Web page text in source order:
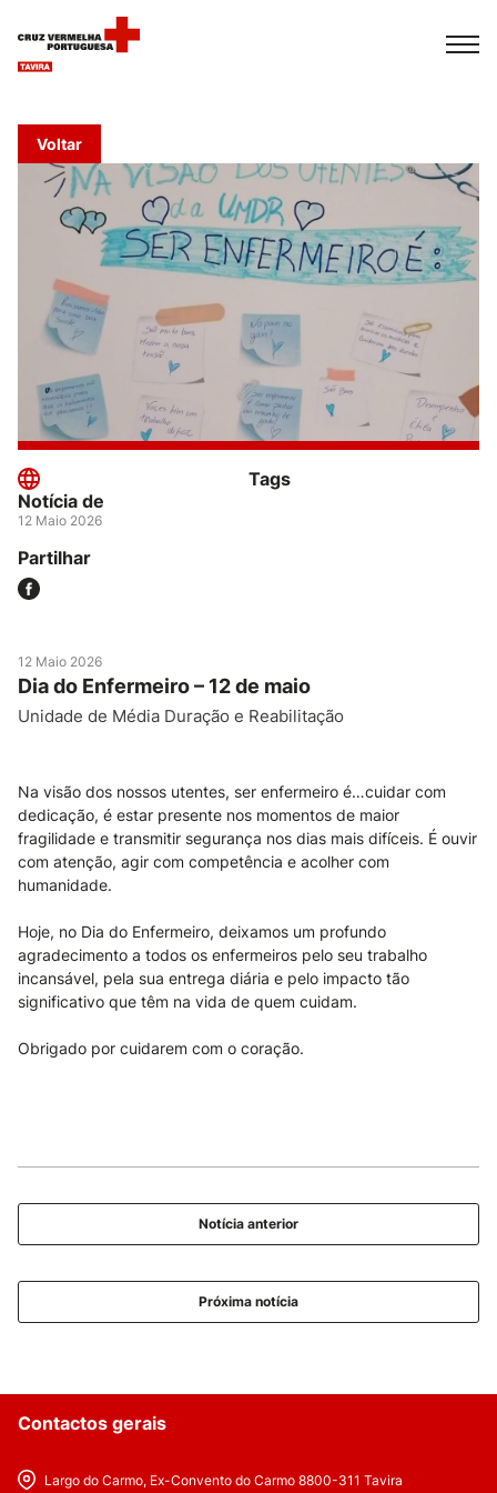
Voltar
Notícia de
12 Maio 2026
Tags
Partilhar
12 Maio 2026
Dia do Enfermeiro – 12 de maio
Unidade de Média Duração e Reabilitação
Na visão dos nossos utentes, ser enfermeiro é…cuidar com
dedicação, é estar presente nos momentos de maior
fragilidade e transmitir segurança nos dias mais difíceis. É ouvir
com atenção, agir com competência e acolher com
humanidade.
Hoje, no Dia do Enfermeiro, deixamos um profundo
agradecimento a todos os enfermeiros pelo seu trabalho
incansável, pela sua entrega diária e pelo impacto tão
significativo que têm na vida de quem cuidam.
Obrigado por cuidarem com o coração.
Notícia anterior
Próxima notícia
Contactos gerais
Largo do Carmo, Ex-Convento do Carmo 8800-311 Tavira